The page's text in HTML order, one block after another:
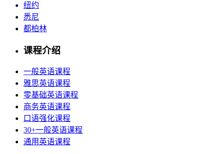
纽约
悉尼
都柏林
课程介绍
一般英语课程
雅思英语课程
零基础英语课程
商务英语课程
口语强化课程
30+一般英语课程
通用英语课程